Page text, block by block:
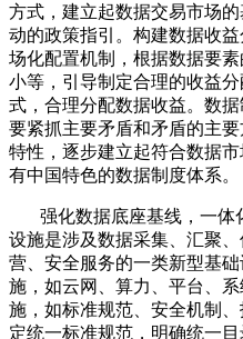
方式，建立起数据交易市场
动的政策指引。构建数据收
场化配置机制，根据数据要
小等，引导制定合理的收益
式，合理分配数据收益。数
要紧抓主要矛盾和矛盾的主
特性，逐步建立起符合数据
有中国特色的数据制度体系。
强化数据底座基线，一体
设施是涉及数据采集、汇聚
营、安全服务的一类新型基
施，如云网、算力、平台、
施，如标准规范、安全机制
定统一标准规范，明确统一